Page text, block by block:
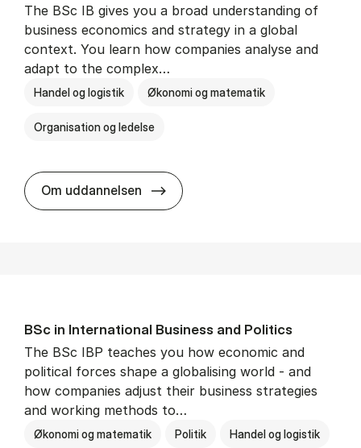
The BSc IB gives you a broad understanding of
business economics and strategy in a global
context. You learn how companies analyse and
adapt to the complex…
Handel og logistik Økonomi og matematik
Organisation og ledelse
Om uddannelsen BSc in In­ter­na­tion­al Busi­ness
BSc in In­ter­na­tion­al Busi­ness and Polit­ics
The BSc IBP teaches you how economic and
political forces shape a globalising world - and
how companies adjust their business strategies
and working methods to…
Økonomi og matematik Politik Handel og logistik